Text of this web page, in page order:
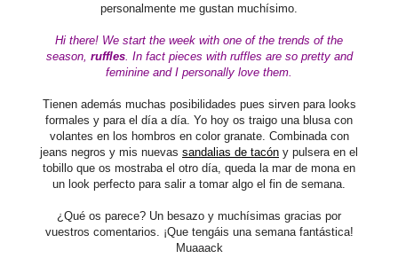
personalmente me gustan muchísimo.
Hi there! We start the week with one of the trends of the
season, ruffles. In fact pieces with ruffles are so pretty and
feminine and I personally love them.
Tienen además muchas posibilidades pues sirven para looks
formales y para el día a día. Yo hoy os traigo una blusa con
volantes en los hombros en color granate. Combinada con
jeans negros y mis nuevas sandalias de tacón y pulsera en el
tobillo que os mostraba el otro día, queda la mar de mona en
un look perfecto para salir a tomar algo el fin de semana.
¿Qué os parece? Un besazo y muchísimas gracias por
vuestros comentarios. ¡Que tengáis una semana fantástica!
Muaaack